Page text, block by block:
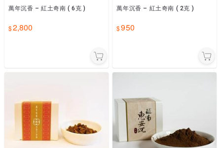
萬年沉香 – 紅土奇南 ( 6克 )
2,800
萬年沉香 – 紅土奇南 ( 2克 )
950